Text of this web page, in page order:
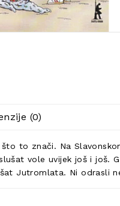
(0)
to znači. Na
vole uvijek još i još.
Jutromlata. Ni odrasli